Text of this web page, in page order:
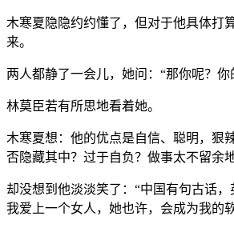
木寒夏隐隐约约懂了，但对于他具体打
来。
两人都静了一会儿，她问：“那你呢？你
林莫臣若有所思地看着她。
木寒夏想：他的优点是自信、聪明，狠
否隐藏其中？过于自负？做事太不留余地
却没想到他淡淡笑了：“中国有句古话
我爱上一个女人，她也许，会成为我的